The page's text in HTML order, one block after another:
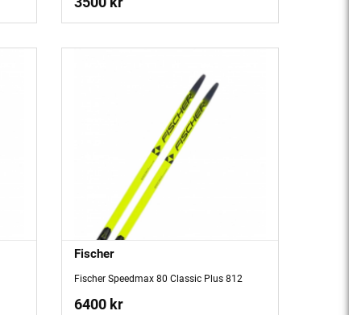
Fischer
Fischer Speedmax 80 Classic Plus 812
6400 kr